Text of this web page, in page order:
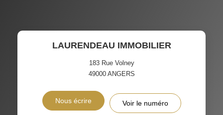
TAXE FONCIÈRE
PART DES MÉNAGES SANS
VOITURE
RÉSULTATS DES LYCÉES ECOLES ET CRÈCHES
LAURENDEAU IMMOBILIER
183 Rue Volney
49000 ANGERS
Nous écrire Voir le numéro